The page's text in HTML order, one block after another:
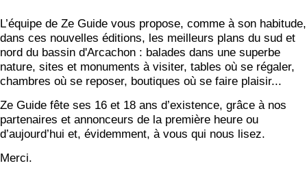
L’équipe de Ze Guide vous propose, comme à son habitude,
dans ces nouvelles éditions, les meilleurs plans du sud et
nord du bassin d'Arcachon : balades dans une superbe
nature, sites et monuments à visiter, tables où se régaler,
chambres où se reposer, boutiques où se faire plaisir...
Ze Guide fête ses 16 et 18 ans d’existence, grâce à nos
partenaires et annonceurs de la première heure ou
d’aujourd’hui et, évidemment, à vous qui nous lisez.
Merci.